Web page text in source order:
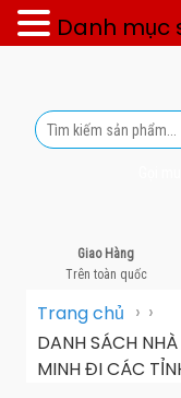
Giao Hàng
Trên toàn quốc
Trang chủ › ›
DANH SÁCH
MINH ĐI CÁC
Danh mục